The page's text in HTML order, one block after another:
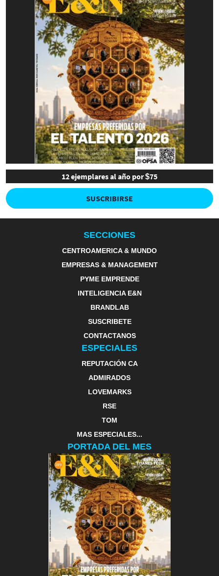
12 ejemplares al año por $75
SUSCRIBIRSE
SECCIONES
CENTROAMERICA & MUNDO
EMPRESAS & MANAGEMENT
PYME EMPRENDE
INTELIGENCIA E&N
BRANDLAB
SUSCRIBETE
CONTACTANOS
ESPECIALES
REPUTACIÓN CA
ADMIRADOS
LOVEMARKS
RSE
TOM
MAS ESPECIALES...
PORTADA DEL MES